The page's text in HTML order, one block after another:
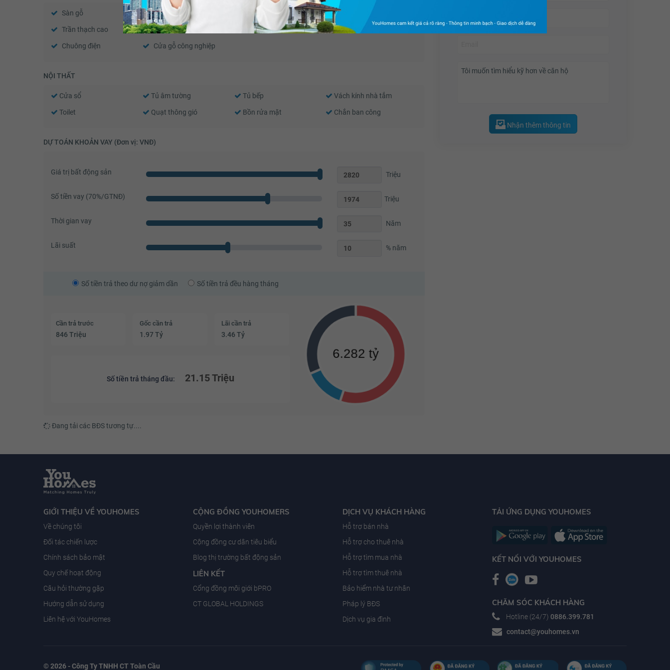
Sàn gỗ Sàn đá Thiết bị báo cháy Nước nóng
Trần thạch cao Tường sơn bả Cửa sổ an toàn Cửa khung nhôm kính
Chuông điện Cửa gỗ công nghiệp
NỘI THẤT
Cửa sổ Tủ âm tường Tủ bếp Vách kính nhà tắm
Toilet Quạt thông gió Bồn rửa mặt Chắn ban công
DỰ TOÁN KHOẢN VAY (Đơn vị: VNĐ)
Giá trị bất động sản Triệu
Số tiền vay (70%/GTNĐ) Triệu
Thời gian vay Năm
Lãi suất % năm
Số tiền trả theo dư nợ giảm dần Số tiền trả đều hàng tháng
Cần trả trước
846 Triệu
Gốc cần trả
1.97 Tỷ
Lãi cần trả
3.46 Tỷ
Số tiền trả tháng đầu: 21.15 Triệu
Đang tải các BĐS tương tự....
gian sống gần gũi cới thiên nhiên. Tại phía ngoài,
Chung cư Emerald Precinctcũng được sở hữu
an ninh 24/24.. mang lại sự an tâm cho cư dân khu
Nhận thêm thông tin
GIỚI THIỆU VỀ YOUHOMES
Về chúng tôi
Đối tác chiến lược
Chính sách bảo mật
Quy chế hoạt động
Câu hỏi thường gặp
Hướng dẫn sử dụng
Liên hệ với YouHomes
CỘNG ĐỒNG YOUHOMERS
Quyền lợi thành viên
Cộng đồng cư dân tiêu biểu
Blog thị trường bất động sản
LIÊN KẾT
Cổng đồng môi giới bPRO
CT GLOBAL HOLDINGS
DỊCH VỤ KHÁCH HÀNG
Hỗ trợ bán nhà
Hỗ trợ cho thuê nhà
Hỗ trợ tìm mua nhà
Hỗ trợ tìm thuê nhà
Bảo hiểm nhà tư nhân
Pháp lý BĐS
Dịch vụ gia đình
TẢI ỨNG DỤNG YOUHOMES
KẾT NỐI VỚI YOUHOMES
CHĂM SÓC KHÁCH HÀNG
Hotline (24/7) 0886.399.781
contact@youhomes.vn
© 2026 - Công Ty TNHH CT Toàn Cầu